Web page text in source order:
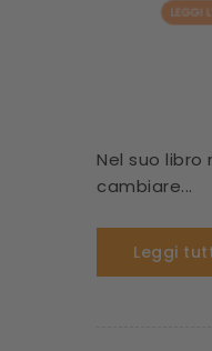
Nel suo
cambiare...
Leggi